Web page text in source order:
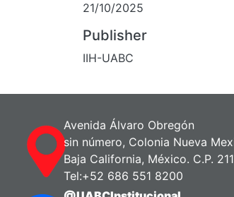
21/10/2025
Publisher
IIH-UABC
Avenida Álvaro Obregón
sin número, Colonia Nueva
Baja California, México. C.P.
Tel:+52 686 551 8200